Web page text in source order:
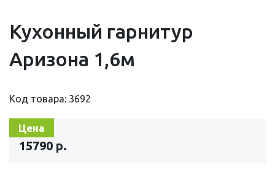
Кухонный гарнитур
Аризона 1,6м
Код товара: 3692
Цена
15790 р.